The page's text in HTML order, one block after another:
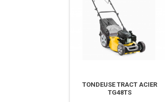
TONDEUSE TRACT ACIER
TG48TS